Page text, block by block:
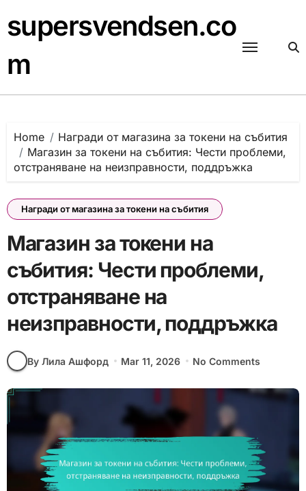
to
content
supersvendsen.co
m
Home
Награди от магазина за токени на събития
Магазин за токени на събития: Чести проблеми,
отстраняване на неизправности, поддръжка
Награди от магазина за токени на събития
Магазин за токени на
събития: Чести проблеми,
отстраняване на
неизправности, поддръжка
By Лила Ашфорд Mar 11, 2026 No Comments